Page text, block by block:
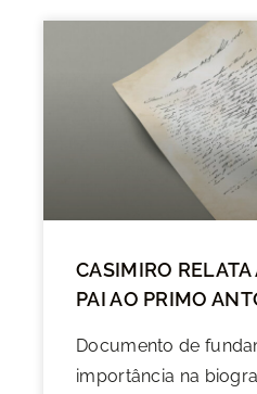
CASIMIRO RELATA
PAI AO PRIMO
Documento de
importância na